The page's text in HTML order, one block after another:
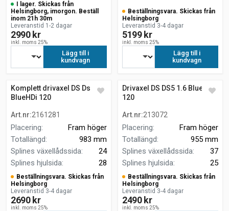
I lager. Skickas från
Helsingborg, imorgon. Beställ
inom 21h 30m
Leveranstid 1-2 dagar
2990 kr
inkl. moms 25%
Lägg till i
kundvagn
Beställningsvara. Skickas från
Helsingborg
Leveranstid 3-4 dagar
5199 kr
inkl. moms 25%
Lägg till i
kundvagn
Komplett drivaxel DS Ds5 1.6
BlueHDi 120
Art.nr:2161281
Placering:
Fram höger
Totallängd:
983 mm
Splines växellådssida:
24
Splines hjulsida: 28
Beställningsvara. Skickas från
Helsingborg
Leveranstid 3-4 dagar
2690 kr
inkl. moms 25%
Drivaxel DS DS5 1.6 BlueHDi
120
Art.nr:213072
Placering:
Fram höger
Totallängd:
955 mm
Splines växellådssida:
37
Splines hjulsida: 25
Beställningsvara. Skickas från
Helsingborg
Leveranstid 3-4 dagar
2490 kr
inkl. moms 25%